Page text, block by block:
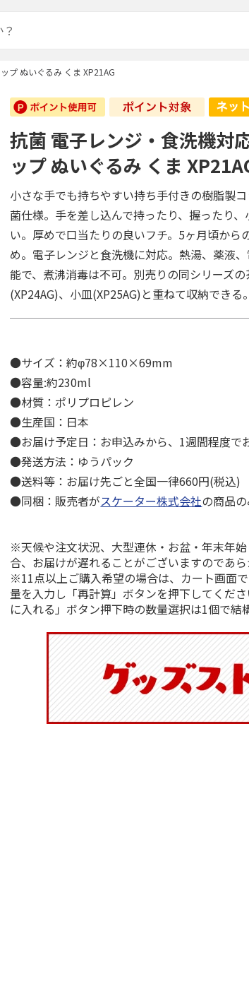
プ ぬいぐるみ くま XP21AG
マグ
郎・き
)
抗菌食洗機対応 ふ
わっと弁当箱 530ml
水森亜土 PF …
陶器ダイカットマグ
カップ ポムポムプ
リン CHMGD4
マ
キ
抗菌 電子レンジ・食洗機対
ップ ぬいぐるみ くま
小さな手でも持ちやすい持ち手付きの樹脂製
菌仕様。手を差し込んで持ったり、握ったり
い。厚めで口当たりの良いフチ。5ヶ月頃から
め。電子レンジと食洗機に対応。熱湯、薬液
能で、煮沸消毒は不可。別売りの同シリーズの
(XP24AG)、小皿(XP25AG)と重ねて収納できる。
●サイズ：約φ78×110×69mm
●容量:約230ml
●材質：ポリプロピレン
●生産国：日本
●お届け予定日：お申込みから、1週間程度で
●発送方法：ゆうパック
●送料等：お届け先ごと全国一律660円(税込)
●同梱：販売者がスケーター株式会社の商品の
※天候や注文状況、大型連休・お盆・年末年
合、お届けが遅れることがございますのであら
※11点以上ご購入希望の場合は、カート画面
量を入力し「再計算」ボタンを押下してくだ
に入れる」ボタン押下時の数量選択は1個で結